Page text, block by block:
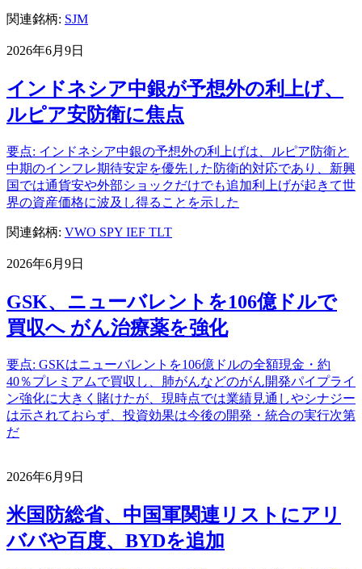
関連銘柄: SJM
2026年6月9日
インドネシア中銀が予想外の利上げ、
ルピア安防衛に焦点
要点: インドネシア中銀の予想外の利上げは、ルピア防衛と
中期のインフレ期待安定を優先した防衛的対応であり、新興
国では通貨安や外部ショックだけでも追加利上げが起きて世
界の資産価格に波及し得ることを示した
関連銘柄: VWO SPY IEF TLT
2026年6月9日
GSK、ニューバレントを106億ドルで
買収へ がん治療薬を強化
要点: GSKはニューバレントを106億ドルの全額現金・約
40％プレミアムで買収し、肺がんなどのがん開発パイプライ
ン強化に大きく賭けたが、現時点では業績見通しやシナジー
は示されておらず、投資効果は今後の開発・統合の実行次第
だ
2026年6月9日
米国防総省、中国軍関連リストにアリ
ババや百度、BYDを追加